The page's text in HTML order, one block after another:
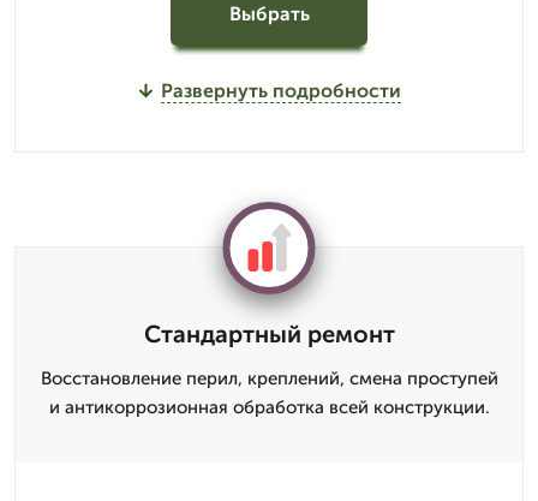
Выбрать
Развернуть подробности
Стандартный ремонт
Восстановление перил, креплений, смена проступей
и антикоррозионная обработка всей конструкции.